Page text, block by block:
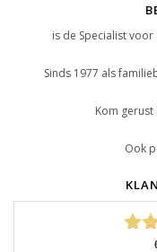
is de Specialist
Sinds 1977 als
Kom gerust
Ook